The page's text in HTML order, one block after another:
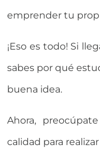
emprender tu
¡Eso es todo! Si
sabes por qué
buena idea.
Ahora,
calidad para